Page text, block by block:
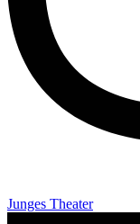
Junges Theater